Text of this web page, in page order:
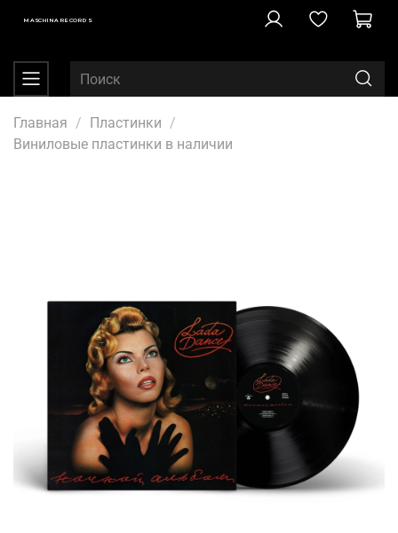
MASCHINA RECORDS
Главная
Пластинки
Виниловые пластинки в наличии